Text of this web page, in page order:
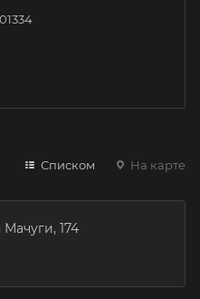
Списком На карте
174